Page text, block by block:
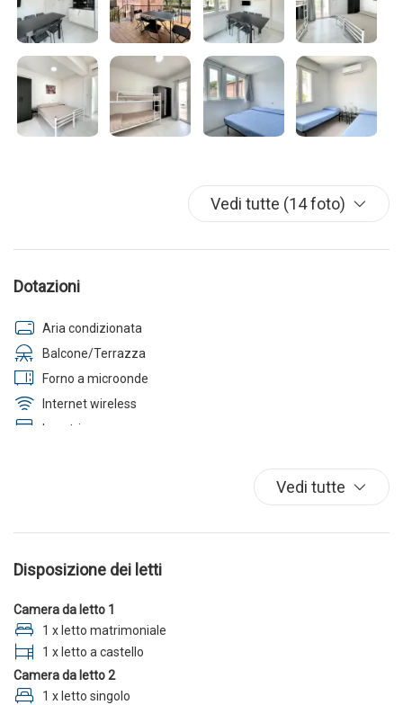
Vedi tutte (14 foto)
Dotazioni
Aria condizionata
Balcone/Terrazza
Forno a microonde
Internet wireless
Lavatrice
Vedi tutte
Disposizione dei letti
Camera da letto 1
1 x letto matrimoniale
1 x letto a castello
Camera da letto 2
1 x letto singolo